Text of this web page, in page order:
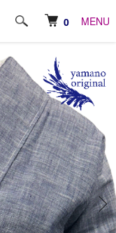
0 MENU